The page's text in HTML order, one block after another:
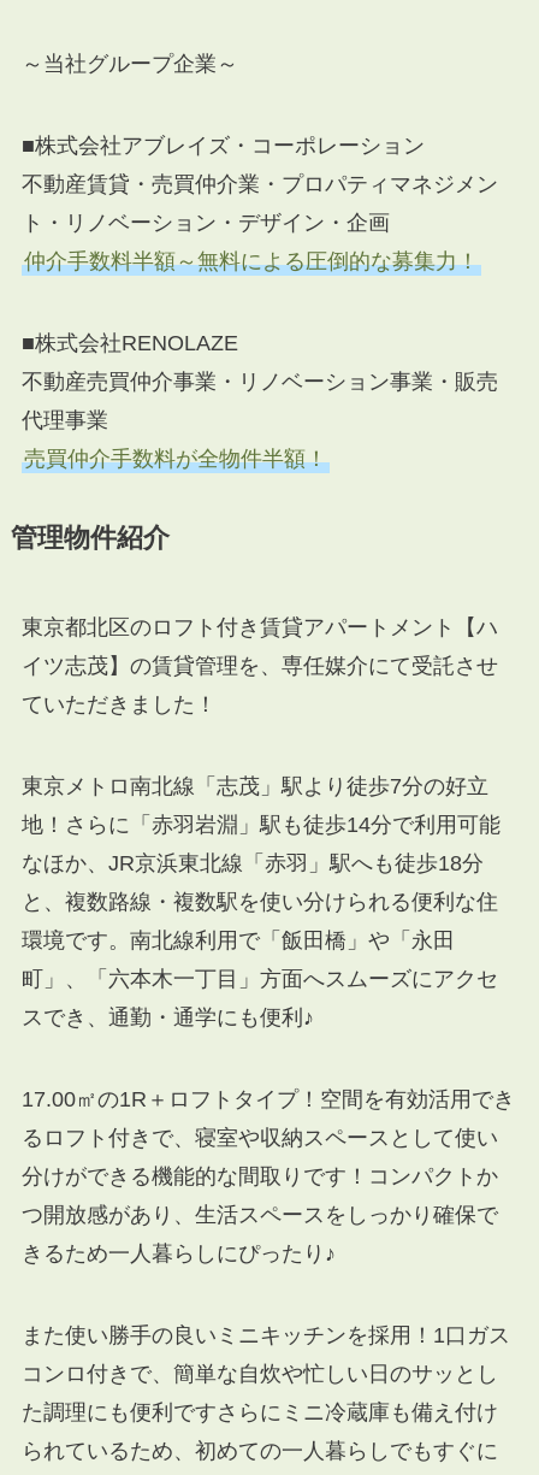
～当社グループ企業～
■株式会社アブレイズ・コーポレーション
不動産賃貸・売買仲介業・プロパティマネジメン
ト・リノベーション・デザイン・企画
仲介手数料半額～無料による圧倒的な募集力！
■株式会社RENOLAZE
不動産売買仲介事業・リノベーション事業・販売
代理事業
売買仲介手数料が全物件半額！
管理物件紹介
東京都北区のロフト付き賃貸アパートメント【ハ
イツ志茂】の賃貸管理を、専任媒介にて受託させ
ていただきました！
東京メトロ南北線「志茂」駅より徒歩7分の好立
地！さらに「赤羽岩淵」駅も徒歩14分で利用可能
なほか、JR京浜東北線「赤羽」駅へも徒歩18分
と、複数路線・複数駅を使い分けられる便利な住
環境です。南北線利用で「飯田橋」や「永田
町」、「六本木一丁目」方面へスムーズにアクセ
スでき、通勤・通学にも便利♪
17.00㎡の1R＋ロフトタイプ！空間を有効活用でき
るロフト付きで、寝室や収納スペースとして使い
分けができる機能的な間取りです！コンパクトか
つ開放感があり、生活スペースをしっかり確保で
きるため一人暮らしにぴったり♪
また使い勝手の良いミニキッチンを採用！1口ガス
コンロ付きで、簡単な自炊や忙しい日のサッとし
た調理にも便利ですさらにミニ冷蔵庫も備え付け
られているため、初めての一人暮らしでもすぐに